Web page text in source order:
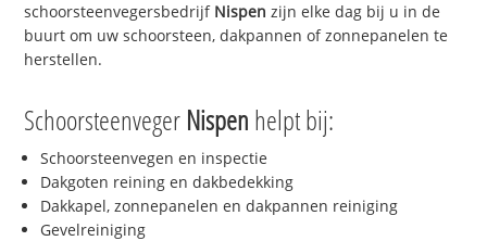
schoorsteenvegersbedrijf Nispen zijn elke dag bij u in de
buurt om uw schoorsteen, dakpannen of zonnepanelen te
herstellen.
Schoorsteenveger Nispen helpt bij:
Schoorsteenvegen en inspectie
Dakgoten reining en dakbedekking
Dakkapel, zonnepanelen en dakpannen reiniging
Gevelreiniging